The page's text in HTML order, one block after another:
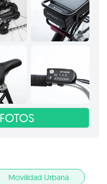
FOTOS
Movilidad Urbana